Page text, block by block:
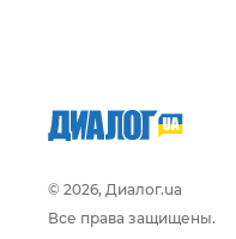
© 2026, Диалог.ua
Все права защищены.